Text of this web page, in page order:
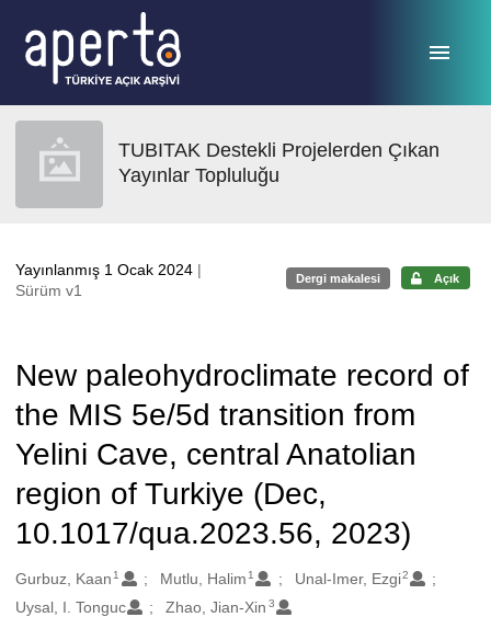
TUBITAK Destekli Projelerden Çıkan
Yayınlar Topluluğu
Yayınlanmış 1 Ocak 2024 |
Sürüm v1
Dergi makalesi Açık
New paleohydroclimate record of
the MIS 5e/5d transition from
Yelini Cave, central Anatolian
region of Turkiye (Dec,
10.1017/qua.2023.56, 2023)
Oluşturanlar
Gurbuz, Kaan 1 Mutlu, Halim 1 Unal-Imer, Ezgi2
Uysal, I. Tonguc Zhao, Jian-Xin 3